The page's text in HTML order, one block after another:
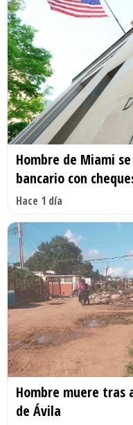
Hombre de Miami
bancario con
Hace 1 día
Hombre muere tras
de Ávila